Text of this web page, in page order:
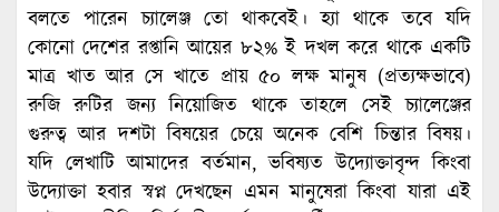
বলতে পারেন চ্যালেঞ্জ তো থাকবেই। হ্যা থাকে তবে যদি
কোনো দেশের রপ্তানি আয়ের ৮২% ই দখল করে থাকে একটি
মাত্র খাত আর সে খাতে প্রায় ৫০ লক্ষ মানুষ (প্রত্যক্ষভাবে)
রুজি রুটির জন্য নিয়োজিত থাকে তাহলে সেই চ্যালেঞ্জের
গুরুত্ব আর দশটা বিষয়ের চেয়ে অনেক বেশি চিন্তার বিষয়।
যদি লেখাটি আমাদের বর্তমান, ভবিষ্যত উদ্যোক্তাবৃন্দ কিংবা
উদ্যোক্তা হবার স্বপ্ন দেখছেন এমন মানুষেরা কিংবা যারা এই